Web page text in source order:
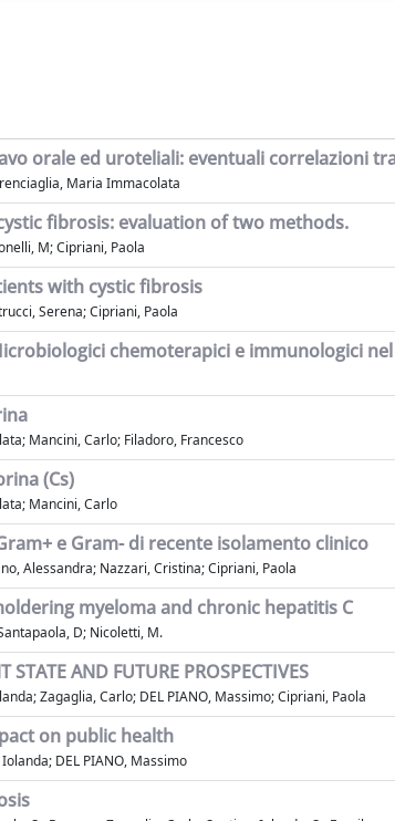
orale ed uroteliali: eventuali correlazioni
Maria Immacolata
fibrosis: evaluation of two methods.
M; Cipriani, Paola
with cystic fibrosis
Serena; Cipriani, Paola
chemoterapici e immunologici
Mancini, Carlo; Filadoro, Francesco
(Cs)
Mancini, Carlo
e Gram- di recente isolamento clinico
Alessandra; Nazzari, Cristina; Cipriani, Paola
myeloma and chronic hepatitis C
D; Nicoletti, M.
AND FUTURE PROSPECTIVES
Zagaglia, Carlo; DEL PIANO, Massimo; Cipriani, Paola
on public health
DEL PIANO, Massimo